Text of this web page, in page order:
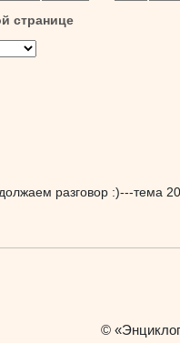
странице
разговор :)---тема
©